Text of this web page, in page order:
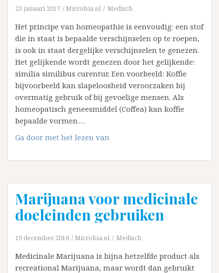
23 januari 2017 Microbia.nl Medisch
Het principe van homeopathie is eenvoudig: een stof
die in staat is bepaalde verschijnselen op te roepen,
is ook in staat dergelijke verschijnselen te genezen.
Het gelijkende wordt genezen door het gelijkende:
similia similibus curentur. Een voorbeeld: Koffie
bijvoorbeeld kan slapeloosheid veroorzaken bij
overmatig gebruik of bij gevoelige mensen. Als
homeopatisch geneesmiddel (Coffea) kan koffie
bepaalde vormen…
Ga door met het lezen van
de
Homeopathie
Marijuana voor medicinale
doeleinden gebruiken
19 december 2016 Microbia.nl Medisch
Medicinale Marijuana is bijna hetzelfde product als
recreational Marijuana, maar wordt dan gebruikt